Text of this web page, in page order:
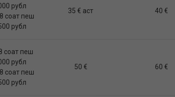
рубл
соат пеш
рубл
35 € аст 40 €
соат пеш
рубл
соат пеш
рубл
50 € 60 €